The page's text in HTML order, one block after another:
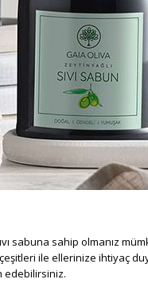
sabuna sahip olmanız
ile ellerinize ihtiyaç
edebilirsiniz.